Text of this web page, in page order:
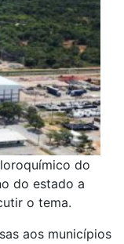
do
do estado a
o tema.
aos municípios